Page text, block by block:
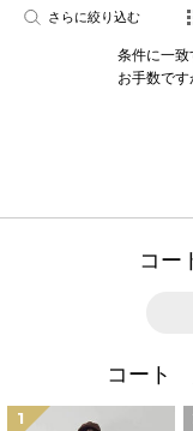
さらに絞り込む
条件に一致
お手数です
コー
コート
1